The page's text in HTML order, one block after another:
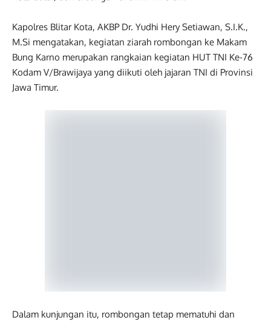
Kapolres Blitar Kota, AKBP Dr. Yudhi Hery Setiawan, S.I.K.,
M.Si mengatakan, kegiatan ziarah rombongan ke Makam
Bung Karno merupakan rangkaian kegiatan HUT TNI Ke-76
Kodam V/Brawijaya yang diikuti oleh jajaran TNI di Provinsi
Jawa Timur.
Dalam kunjungan itu, rombongan tetap mematuhi dan